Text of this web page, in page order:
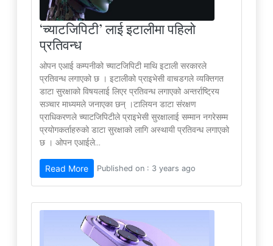
‘च्याटजिपिटी’ लाई इटालीमा पहिलो
प्रतिवन्ध
ओपन एआई कम्पनीको च्याटजिपिटी माथि इटाली सरकारले
प्रतिवन्ध लगाएको छ । इटालीको प्राइभेसी वाचडगले व्यक्तिगत
डाटा सुरक्षाको विषयलाई लिएर प्रतिवन्ध लगाएको अन्तर्राष्ट्रिय
सञ्चार माध्यमले जनाएका छन् ।टालियन डाटा संरक्षण
प्राधिकरणले च्याटजिपिटीले प्राइभेसी सुरक्षालाई सम्मान नगरेसम्म
प्रयोगकर्ताहरुको डाटा सुरक्षाको लागि अस्थायी प्रतिवन्ध लगाएको
छ । ओपन एआईले...
Read More Published on : 3 years ago